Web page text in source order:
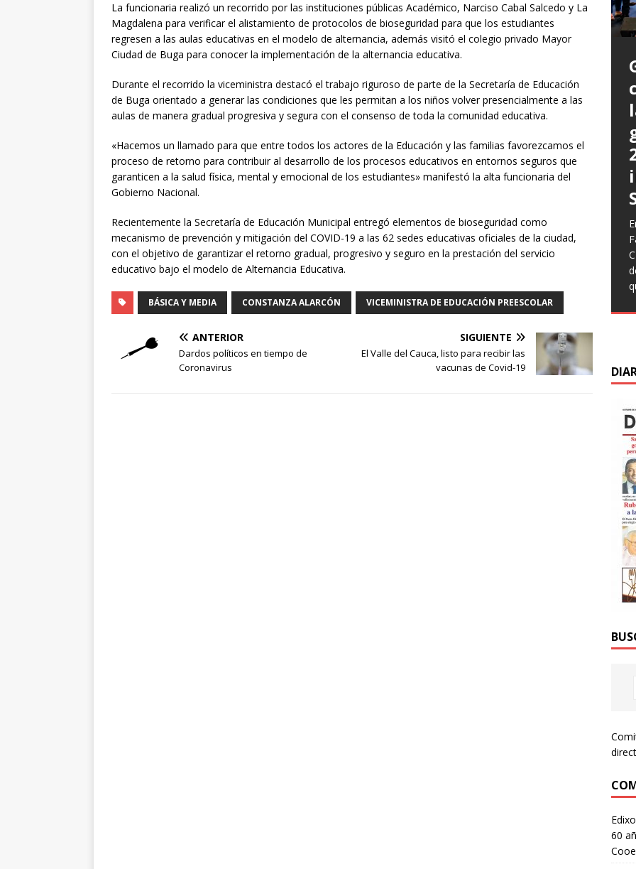
La funcionaria realizó un recorrido por las instituciones públicas Académico, Narciso Cabal Salcedo y La
Magdalena para verificar el alistamiento de protocolos de bioseguridad para que los estudiantes
regresen a las aulas educativas en el modelo de alternancia, además visitó el colegio privado Mayor
Ciudad de Buga para conocer la implementación de la alternancia educativa.
Durante el recorrido la viceministra destacó el trabajo riguroso de parte de la Secretaría de Educación
de Buga orientado a generar las condiciones que les permitan a los niños volver presencialmente a las
aulas de manera gradual progresiva y segura con el consenso de toda la comunidad educativa.
«Hacemos un llamado para que entre todos los actores de la Educación y las familias favorezcamos el
proceso de retorno para contribuir al desarrollo de los procesos educativos en entornos seguros que
garanticen a la salud física, mental y emocional de los estudiantes» manifestó la alta funcionaria del
Gobierno Nacional.
Recientemente la Secretaría de Educación Municipal entregó elementos de bioseguridad como
mecanismo de prevención y mitigación del COVID-19 a las 62 sedes educativas oficiales de la ciudad,
con el objetivo de garantizar el retorno gradual, progresivo y seguro en la prestación del servicio
educativo bajo el modelo de Alternancia Educativa.
BÁSICA Y MEDIA CONSTANZA ALARCÓN VICEMINISTRA DE EDUCACIÓN PREESCOLAR
ANTERIOR
Dardos políticos en tiempo de
Coronavirus
SIGUIENTE
El Valle del Cauca, listo para recibir las
vacunas de Covid-19
60